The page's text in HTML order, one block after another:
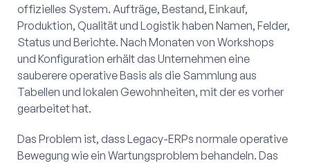
offizielles System. Aufträge, Bestand, Einkauf,
Produktion, Qualität und Logistik haben Namen, Felder,
Status und Berichte. Nach Monaten von Workshops
und Konfiguration erhält das Unternehmen eine
sauberere operative Basis als die Sammlung aus
Tabellen und lokalen Gewohnheiten, mit der es vorher
gearbeitet hat.
Das Problem ist, dass Legacy-ERPs normale operative
Bewegung wie ein Wartungsproblem behandeln. Das